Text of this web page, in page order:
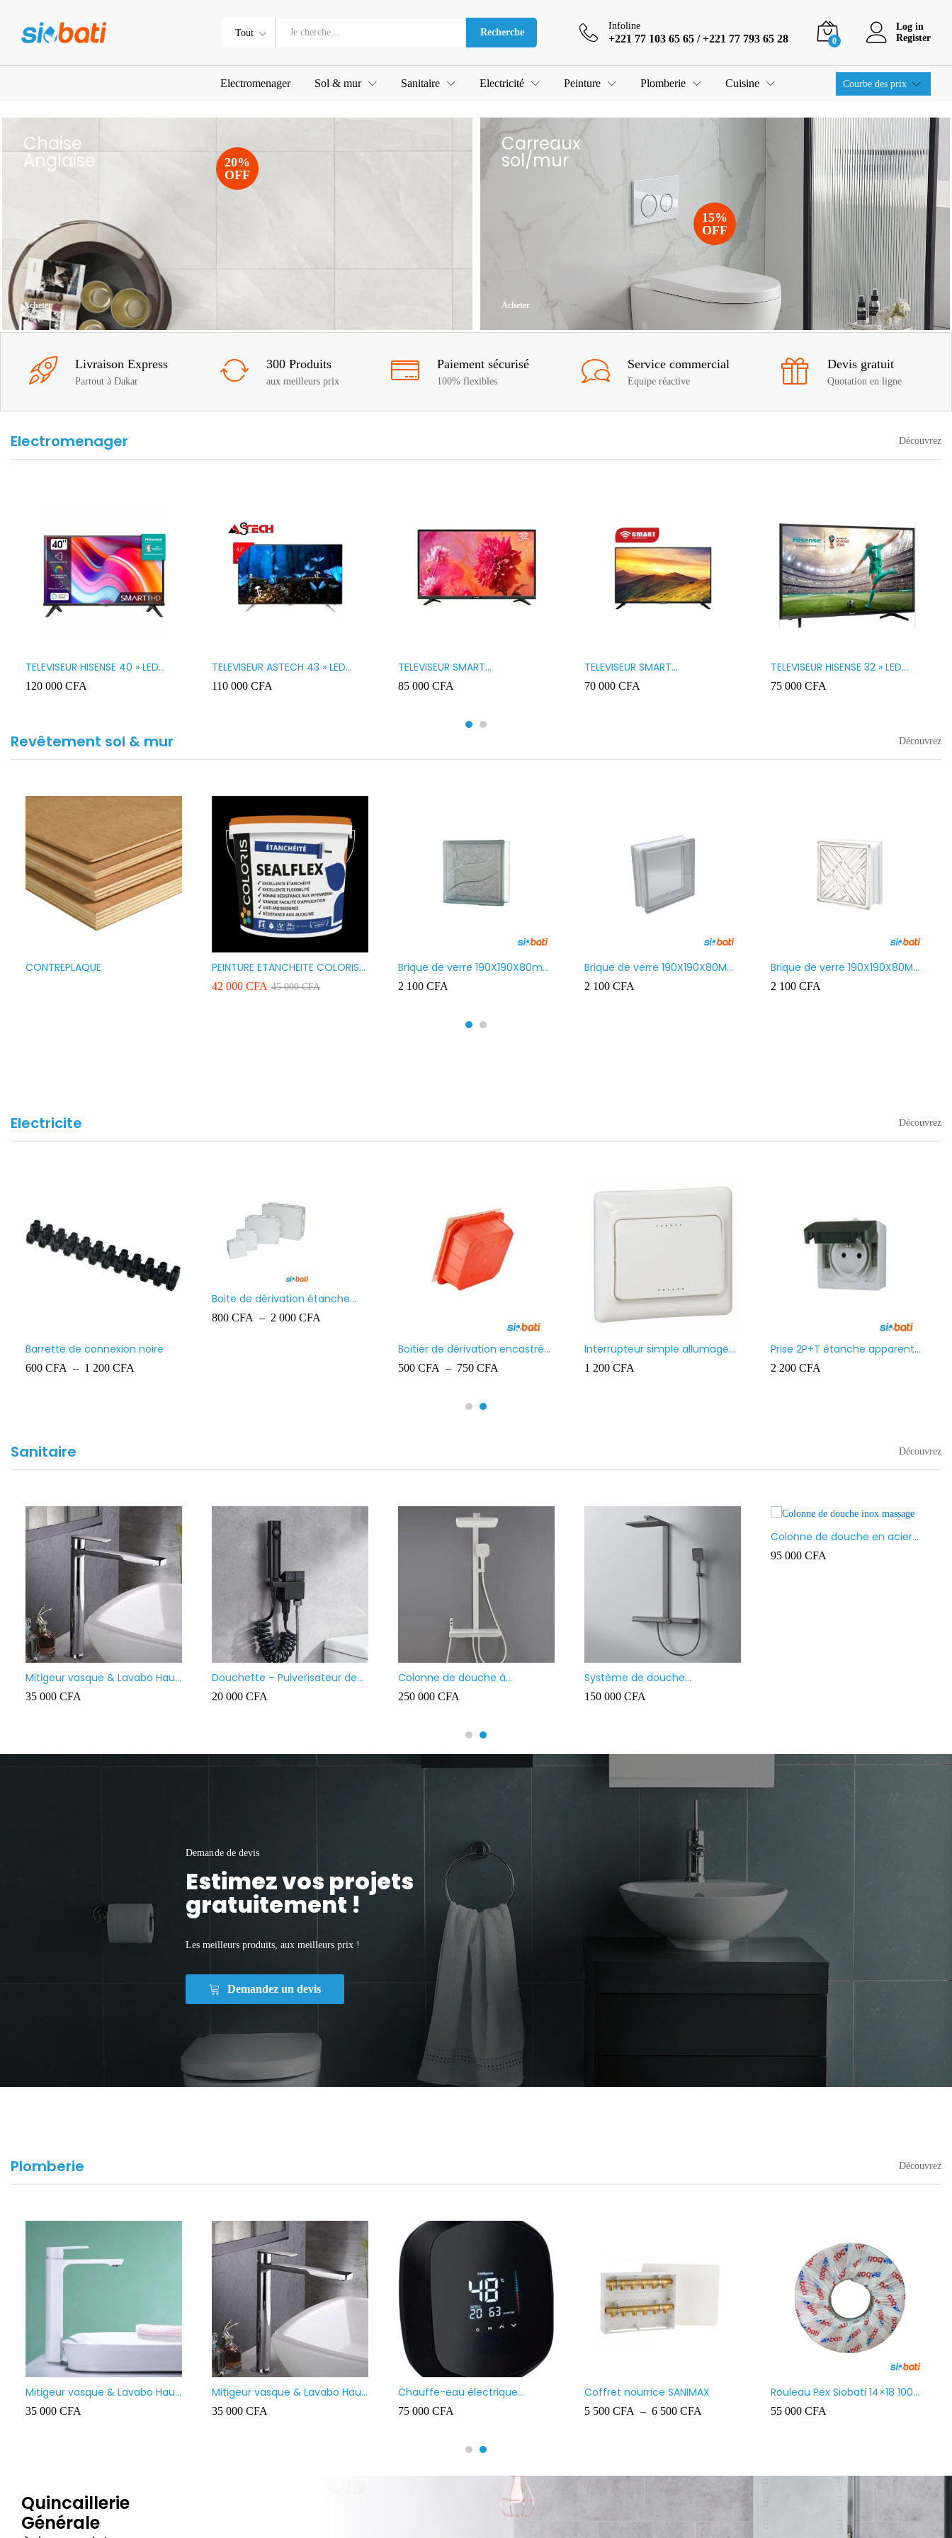
Tout Recherche
Infoline
+221 77 103 65 65 / +221 77 793 65 28 0
Log in
Register
Electromenager Sol & mur Sanitaire Electricité Peinture Plomberie Cuisine Courbe des prix
Chaise
Anglaise
Acheter
20%
OFF
Carreaux
sol/mur
Acheter
15%
OFF
Livraison Express
Partout à Dakar
300 Produits
aux meilleurs prix
Paiement sécurisé
100% flexibles
Service commercial
Equipe réactive
Devis gratuit
Quotation en ligne
Electromenager Découvrez
TELEVISEUR HISENSE 40 » LED
SMART VIDAA 40A4K
120 000 CFA
TELEVISEUR ASTECH 43 » LED
43OD15
110 000 CFA
TELEVISEUR SMART
TECHNOLOGY 32 » SMART
32STT5032SA
85 000 CFA
TELEVISEUR SMART
TECHNOLOGY 32 LED STT3200K
70 000 CFA
TELEVISEUR HISENSE 32 » LED
32A5200
75 000 CFA
Revêtement sol & mur Découvrez
CONTREPLAQUE
PEINTURE ETANCHEITE COLORIS
SEAFLEX 20KG COULEUR ROUGE
BLANC VERT ET GRIS
42 000 CFA 45 000CFA
Brique de verre 190X190X80mm
motif vague x bulles
2 100 CFA
Brique de verre 190X190X80MM
Transparent
2 100 CFA
Brique de verre 190X190X80MM
CROSS
2 100 CFA
Electricite Découvrez
Barrette de connexion noire
600 CFA – 1 200 CFA
Boite de dérivation étanche
Ingelec
800 CFA – 2 000 CFA
Boitier de dérivation encastré
Ingelec
500 CFA – 750 CFA
Interrupteur simple allumage
lumineux blanc Ingelec Ref
Kaptika
1 200 CFA
Prise 2P+T étanche apparent
Ingelec Ref 4896
2 200 CFA
Sanitaire Découvrez
Mitigeur vasque & Lavabo Haut
Prolongé
35 000 CFA
Douchette – Pulverisateur de
bidet marque Firmer
20 000 CFA
Colonne de douche à
température constante –
Touches de piano blanches
250 000 CFA
Système de douche
thermostatique avec douche à
effet pluie de tête, douchette
150 000 CFA
Colonne de douche en acier
inoxydable, multifonctions
avec Jets de Massage corporel,
95 000 CFA
Demande de devis
Estimez vos projets
gratuitement !
Les meilleurs produits, aux meilleurs prix !
Demandez un devis
Plomberie Découvrez
Mitigeur vasque & Lavabo Haut
Prolongé BLANC
35 000 CFA
Mitigeur vasque & Lavabo Haut
Prolongé
35 000 CFA
Chauffe-eau électrique
instantané MAAT
75 000 CFA
Coffret nourrice SANIMAX
5 500 CFA – 6 500 CFA
Rouleau Pex Siobati 14×18 100
Mètres lourd – High Quality
55 000 CFA
Quincaillerie
Générale